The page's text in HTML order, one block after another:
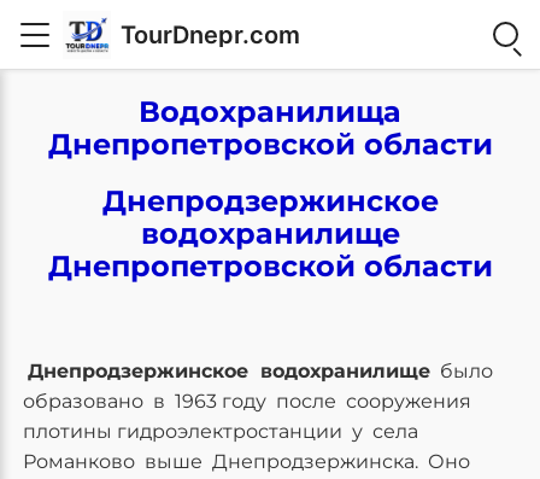
TourDnepr.com
Водохранилища
Днепропетровской области
Днепродзержинское
водохранилище
Днепропетровской области
Днепродзержинское водохранилище было
образовано в 1963 году после сооружения
плотины гидроэлектростанции у села
Романково выше Днепродзержинска. Оно